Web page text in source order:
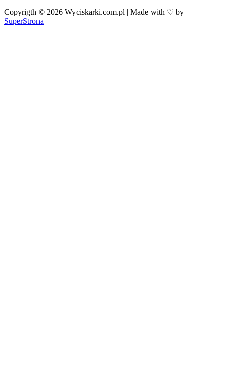
Copyrigth © 2026 Wyciskarki.com.pl | Made with ♡ by
SuperStrona